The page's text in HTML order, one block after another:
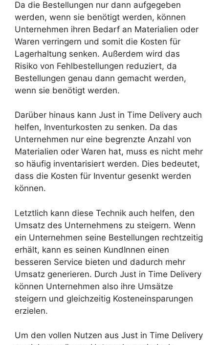
Da die Bestellungen nur dann aufgegeben
werden, wenn sie benötigt werden, können
Unternehmen ihren Bedarf an Materialien oder
Waren verringern und somit die Kosten für
Lagerhaltung senken. Außerdem wird das
Risiko von Fehlbestellungen reduziert, da
Bestellungen genau dann gemacht werden,
wenn sie benötigt werden.
Darüber hinaus kann Just in Time Delivery auch
helfen, Inventurkosten zu senken. Da das
Unternehmen nur eine begrenzte Anzahl von
Materialien oder Waren hat, muss es nicht mehr
so häufig inventarisiert werden. Dies bedeutet,
dass die Kosten für Inventur gesenkt werden
können.
Letztlich kann diese Technik auch helfen, den
Umsatz des Unternehmens zu steigern. Wenn
ein Unternehmen seine Bestellungen rechtzeitig
erhält, kann es seinen KundInnen einen
besseren Service bieten und dadurch mehr
Umsatz generieren. Durch Just in Time Delivery
können Unternehmen also ihre Umsätze
steigern und gleichzeitig Kosteneinsparungen
erzielen.
Um den vollen Nutzen aus Just in Time Delivery